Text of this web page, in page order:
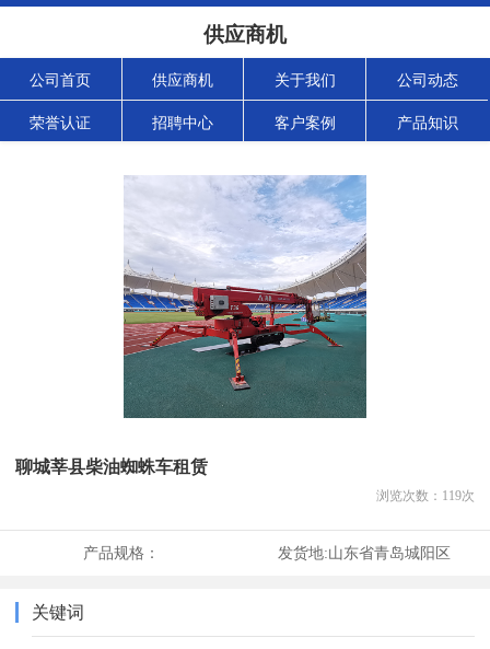
供应商机
公司首页 供应商机 关于我们 公司动态
荣誉认证 招聘中心 客户案例 产品知识
聊城莘县柴油蜘蛛车租赁
浏览次数： 119次
产品规格： 发货地:山东省青岛城阳区
关键词